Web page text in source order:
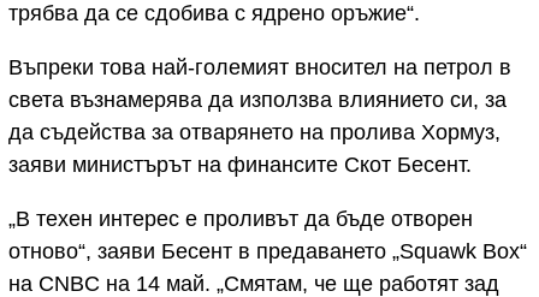
трябва да се сдобива с ядрено оръжие“.
Въпреки това най-големият вносител на петрол в
света възнамерява да използва влиянието си, за
да съдейства за отварянето на пролива Хормуз,
заяви министърът на финансите Скот Бесент.
„В техен интерес е проливът да бъде отворен
отново“, заяви Бесент в предаването „Squawk Box“
на CNBC на 14 май. „Смятам, че ще работят зад